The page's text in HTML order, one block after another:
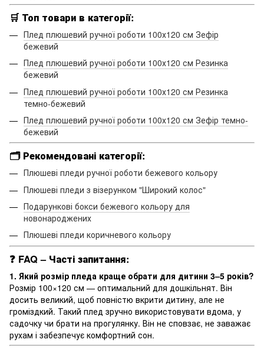
🛒 Топ товари в категорії:
Плед плюшевий ручної роботи 100х120 см Зефір
бежевий
Плед плюшевий ручної роботи 100х120 см Резинка
бежевий
Плед плюшевий ручної роботи 100х120 см Резинка
темно-бежевий
Плед плюшевий ручної роботи 100х120 см Зефір темно-
бежевий
🗂️ Рекомендовані категорії:
Плюшеві пледи ручної роботи бежевого кольору
Плюшеві пледи з візерунком "Широкий колос"
Подарункові бокси бежевого кольору для
новонароджених
Плюшеві пледи коричневого кольору
❓ FAQ – Часті запитання:
1. Який розмір пледа краще обрати для дитини 3–5 років?
Розмір 100×120 см — оптимальний для дошкільнят. Він
досить великий, щоб повністю вкрити дитину, але не
громіздкий. Такий плед зручно використовувати вдома, у
садочку чи брати на прогулянку. Він не сповзає, не заважає
рухам і забезпечує комфортний сон.